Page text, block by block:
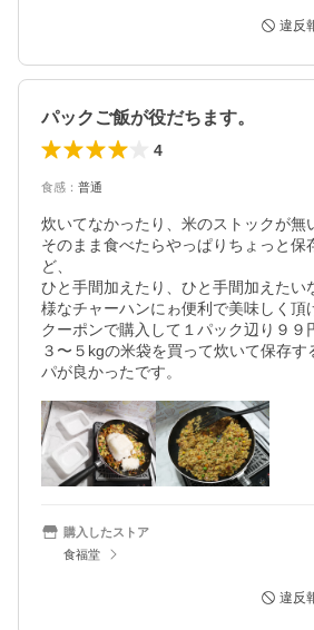
違反
パックご飯が役だちます。
4
食感 ： 普通
炊いてなかったり、米のストックが無
そのまま食べたらやっぱりちょっと保
ど、
ひと手間加えたり、ひと手間加えたい
様なチャーハンにゎ便利で美味しく頂
クーポンで購入して１パック辺り９９
３〜５kgの米袋を買って炊いて保存す
パが良かったです。
購入したストア
食福堂
違反